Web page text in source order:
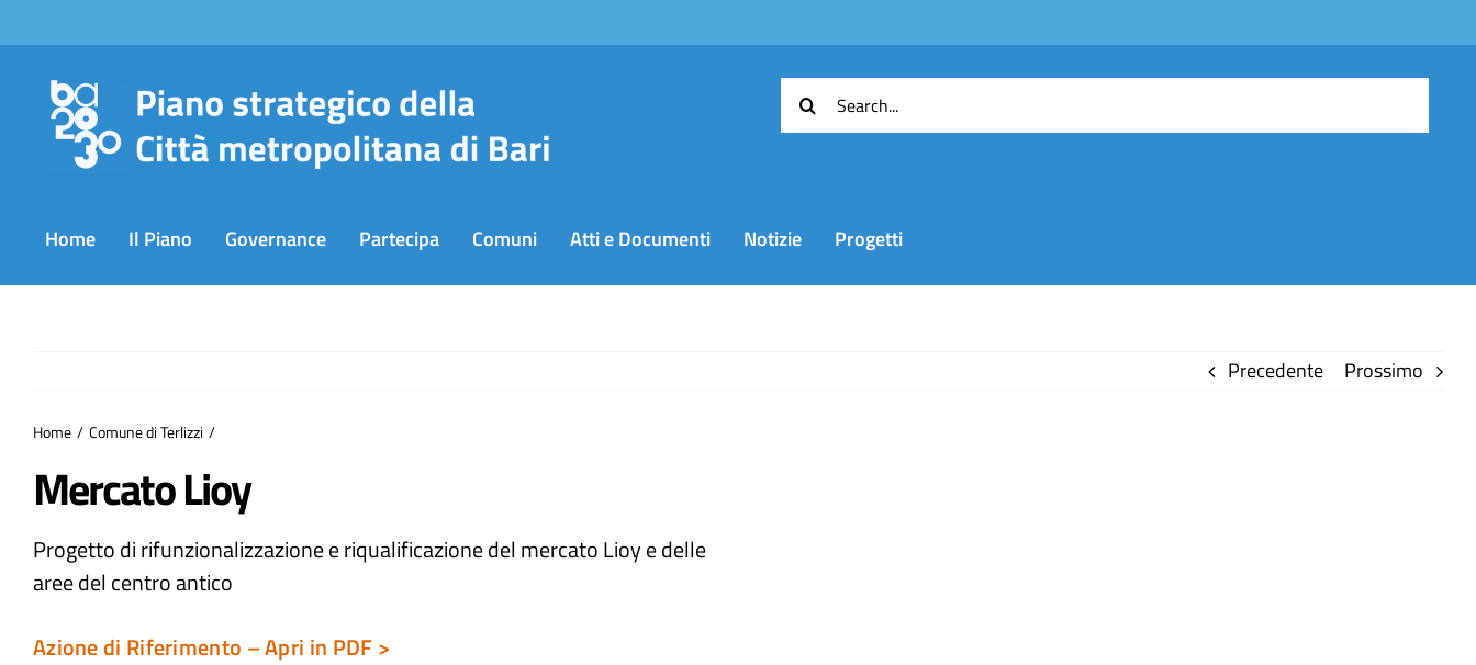
al
contenuto
Cerca
per:
Home Il Piano Governance Partecipa Comuni Atti e Documenti Notizie Progetti
Precedente Prossimo
Home Comune di Terlizzi
Mercato Lioy
Progetto di rifunzionalizzazione e riqualificazione del mercato Lioy e delle
aree del centro antico
Azione di Riferimento – Apri in PDF >